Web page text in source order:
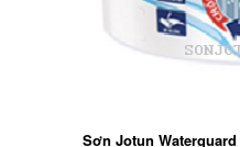
Sơn Jotun